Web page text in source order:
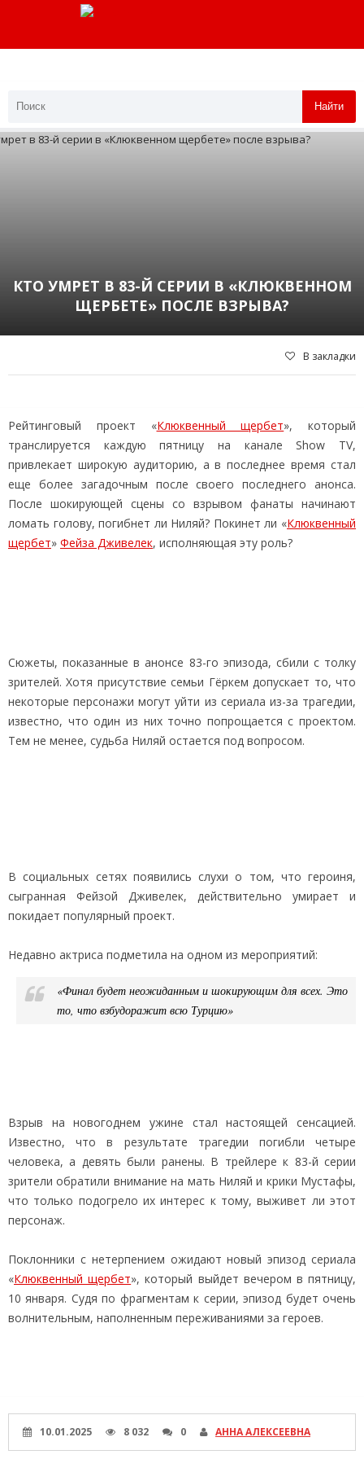
Найти
КТО УМРЕТ В 83-Й СЕРИИ В «КЛЮКВЕННОМ
ЩЕРБЕТЕ» ПОСЛЕ ВЗРЫВА?
В закладки
Рейтинговый проект «Клюквенный щербет», который
транслируется каждую пятницу на канале Show TV,
привлекает широкую аудиторию, а в последнее время стал
еще более загадочным после своего последнего анонса.
После шокирующей сцены со взрывом фанаты начинают
ломать голову, погибнет ли Ниляй? Покинет ли «Клюквенный
щербет» Фейза Дживелек, исполняющая эту роль?
Сюжеты, показанные в анонсе 83-го эпизода, сбили с толку
зрителей. Хотя присутствие семьи Гёркем допускает то, что
некоторые персонажи могут уйти из сериала из-за трагедии,
известно, что один из них точно попрощается с проектом.
Тем не менее, судьба Ниляй остается под вопросом.
В социальных сетях появились слухи о том, что героиня,
сыгранная Фейзой Дживелек, действительно умирает и
покидает популярный проект.
Недавно актриса подметила на одном из мероприятий:
«Финал будет неожиданным и шокирующим для всех. Это
то, что взбудоражит всю Турцию»
Взрыв на новогоднем ужине стал настоящей сенсацией.
Известно, что в результате трагедии погибли четыре
человека, а девять были ранены. В трейлере к 83-й серии
зрители обратили внимание на мать Ниляй и крики Мустафы,
что только подогрело их интерес к тому, выживет ли этот
персонаж.
Поклонники с нетерпением ожидают новый эпизод сериала
«Клюквенный щербет», который выйдет вечером в пятницу,
10 января. Судя по фрагментам к серии, эпизод будет очень
волнительным, наполненным переживаниями за героев.
10.01.2025 8 032 0 АННА АЛЕКСЕЕВНА